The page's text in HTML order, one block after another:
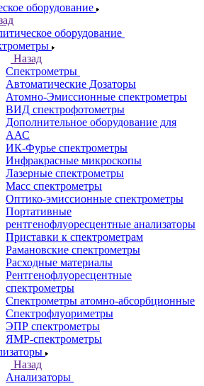
оборудование
оборудование
Назад
Спектрометры
Автоматические Дозаторы
Атомно-Эмиссионные спектрометры
ВИД спектрофотометры
Дополнительное оборудование для
ААС
ИК-Фурье спектрометры
Инфракрасные микроскопы
Лазерные спектрометры
Масс спектрометры
Оптико-эмиссионные спектрометры
Портативные
рентгенофлуоресцентные анализаторы